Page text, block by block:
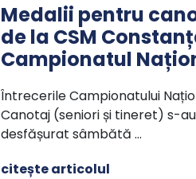
Medalii pentru
de la CSM
Campionatul
Întrecerile Campionatului
Canotaj (seniori și tineret) s-au
desfășurat sâmbătă …
citește articolul